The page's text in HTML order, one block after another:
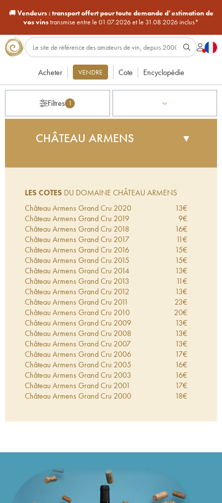
🚚Vendeurs : transport offert pour toute demande d’estimation de
vos vinstransmise entre le 01.07.2026 et le 31.08.2026 inclus*
Acheter VENDRE Cote Encyclopédie
Filtres 1
CHÂTEAU ARMENS ▼
plusieurs génération), Alexandre de Malet
Roquefort s'était donné comme objectif de réussir à
révéler le magnifique terroir de ce nouveau grand
cru à l'encépagement idéal (70% merlot, 20%
cabernet sauvignon, 10% cabernet franc).
LES COTES DU DOMAINE CHÂTEAU ARMENS
Château Armens Grand Cru 2020 13€
Château Armens Grand Cru 2019 9€
Château Armens Grand Cru 2018 16€
Château Armens Grand Cru 2017 11€
Château Armens Grand Cru 2016 15€
Château Armens Grand Cru 2015 15€
Château Armens Grand Cru 2014 13€
Château Armens Grand Cru 2013 11€
Château Armens Grand Cru 2012 13€
Château Armens Grand Cru 2011 23€
Château Armens Grand Cru 2010 20€
Château Armens Grand Cru 2009 13€
Château Armens Grand Cru 2008 13€
Château Armens Grand Cru 2007 13€
Château Armens Grand Cru 2006 17€
Château Armens Grand Cru 2005 16€
Château Armens Grand Cru 2003 16€
Château Armens Grand Cru 2001 17€
Château Armens Grand Cru 2000 18€